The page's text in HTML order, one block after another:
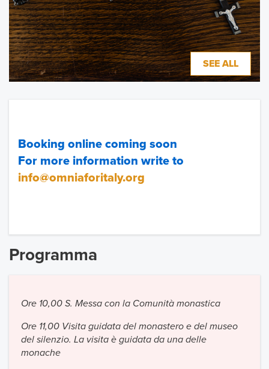
SEE ALL
Booking online coming soon
For more information write to
info@omniaforitaly.org
Programma
Ore 10,00 S. Messa con la Comunità monastica
Ore 11,00 Visita guidata del monastero e del museo
del silenzio. La visita è guidata da una delle
monache